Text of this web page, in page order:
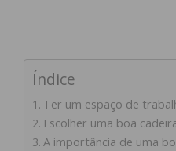
Índice
Ter um espaço de
Escolher uma boa
A importância de uma